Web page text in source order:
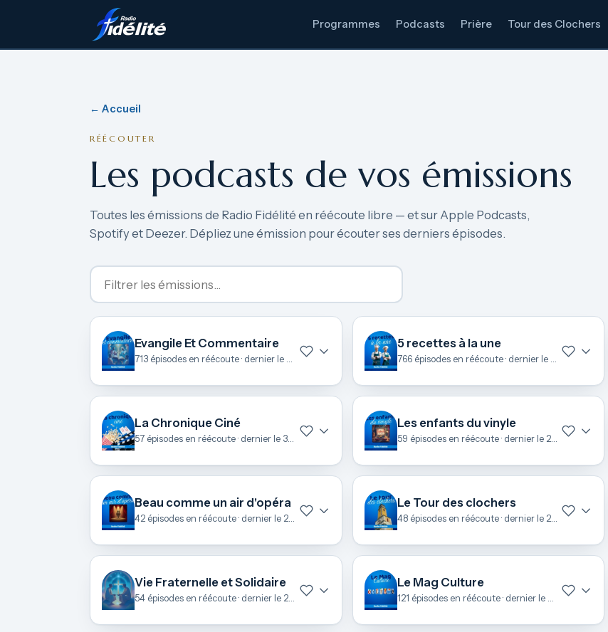
Programmes Podcasts Prière Tour des Clochers
← Accueil
RÉÉCOUTER
Les podcasts de vos émissions
Toutes les émissions de Radio Fidélité en réécoute libre — et sur Apple Podcasts,
Spotify et Deezer. Dépliez une émission pour écouter ses derniers épisodes.
Evangile Et Commentaire 5 recettes à la une
La Chronique Ciné Les enfants du vinyle
59 épisodes en réécoute · dernier le 28 juin
Beau comme un air d'opéra Le Tour des clochers
48 épisodes en réécoute · dernier le 26 juin
Vie Fraternelle et Solidaire Le Mag Culture